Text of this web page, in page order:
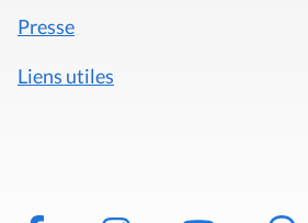
Presse
Liens utiles